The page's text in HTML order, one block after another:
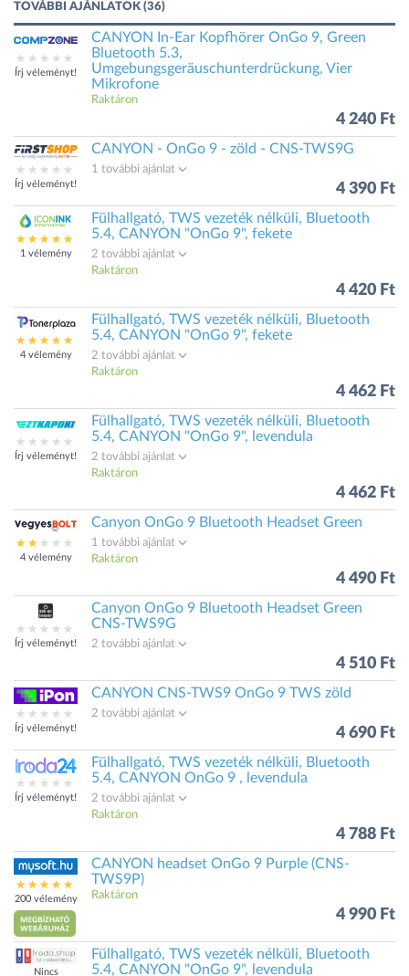
TOVÁBBI AJÁNLATOK (36)
Írj véleményt!
CANYON In-Ear Kopfhörer OnGo 9, Green
Bluetooth 5.3,
Umgebungsgeräuschunterdrückung, Vier
Mikrofone
Raktáron
4 240 Ft
Írj véleményt!
CANYON - OnGo 9 - zöld - CNS-TWS9G
1 további ajánlat
4 390 Ft
1 vélemény
Fülhallgató, TWS vezeték nélküli, Bluetooth
5.4, CANYON "OnGo 9", fekete
2 további ajánlat
Raktáron
4 420 Ft
4 vélemény
Fülhallgató, TWS vezeték nélküli, Bluetooth
5.4, CANYON "OnGo 9", fekete
2 további ajánlat
Raktáron
4 462 Ft
Írj véleményt!
Fülhallgató, TWS vezeték nélküli, Bluetooth
5.4, CANYON "OnGo 9", levendula
2 további ajánlat
Raktáron
4 462 Ft
4 vélemény
Canyon OnGo 9 Bluetooth Headset Green
1 további ajánlat
Raktáron
4 490 Ft
Írj véleményt!
Canyon OnGo 9 Bluetooth Headset Green
CNS-TWS9G
2 további ajánlat
4 510 Ft
Írj véleményt!
CANYON CNS-TWS9 OnGo 9 TWS zöld
2 további ajánlat
4 690 Ft
Írj véleményt!
Fülhallgató, TWS vezeték nélküli, Bluetooth
5.4, CANYON OnGo 9 , levendula
2 további ajánlat
Raktáron
4 788 Ft
200 vélemény
CANYON headset OnGo 9 Purple (CNS-
TWS9P)
Raktáron
4 990 Ft
Nincs
Fülhallgató, TWS vezeték nélküli, Bluetooth
5.4, CANYON "OnGo 9", levendula